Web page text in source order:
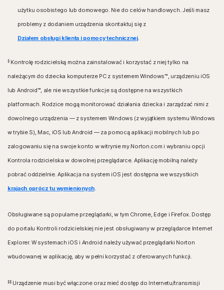
użytku osobistego lub domowego. Nie do celów handlowych. Jeśli masz
problemy z dodaniem urządzenia skontaktuj się z
Działem obsługi klienta i pomocy technicznej.
‡Kontrolę rodzicielską można zainstalować i korzystać z niej tylko na
należącym do dziecka komputerze PC z systemem Windows™, urządzeniu iOS
lub Android™, ale nie wszystkie funkcje są dostępne na wszystkich
platformach. Rodzice mogą monitorować działania dziecka i zarządzać nimi z
dowolnego urządzenia — z systemem Windows (z wyjątkiem systemu Windows
w trybie S), Mac, iOS lub Android — za pomocą aplikacji mobilnych lub po
zalogowaniu się na swoje konto w witrynie my.Norton.com i wybraniu opcji
Kontrola rodzicielska w dowolnej przeglądarce. Aplikację mobilną należy
pobrać oddzielnie. Aplikacja na system iOS jest dostępna we wszystkich
krajach oprócz tu wymienionych.
Obsługiwane są popularne przeglądarki, w tym Chrome, Edge i Firefox. Dostęp
do portalu Kontroli rodzicielskiej nie jest obsługiwany w przeglądarce Internet
Explorer. W systemach iOS i Android należy używać przeglądarki Norton
wbudowanej w aplikację, aby w pełni korzystać z oferowanych funkcji.
‡‡Urządzenie musi być włączone oraz mieć dostęp do Internetu/transmisji